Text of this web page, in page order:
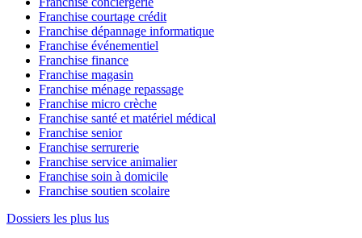
Franchise courtage crédit
Franchise dépannage informatique
Franchise événementiel
Franchise finance
Franchise magasin
Franchise ménage repassage
Franchise micro crèche
Franchise santé et matériel médical
Franchise senior
Franchise serrurerie
Franchise service animalier
Franchise soin à domicile
Franchise soutien scolaire
Dossiers les plus lus